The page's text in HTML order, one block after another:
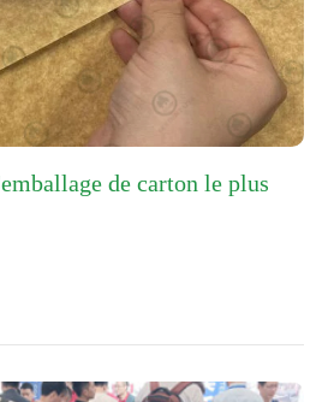
de carton le plus